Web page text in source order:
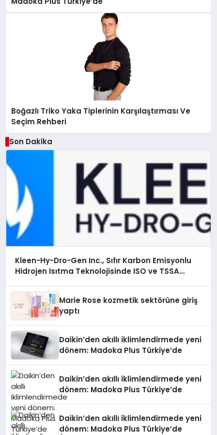
Boğazlı Triko Yaka Tiplerinin Karşılaştırması Ve
Seçim Rehberi
Son Dakika
Kleen-Hy-Dro-Gen Inc., Sıfır Karbon Emisyonlu
Hidrojen Isıtma Teknolojisinde ISO ve TSSA
Marie Rose kozmetik sektörüne giriş
yaptı
Daikin’den akıllı iklimlendirmede yeni
dönem: Madoka Plus Türkiye’de
Daikin’den akıllı iklimlendirmede yeni
dönem: Madoka Plus Türkiye’de
Daikin’den akıllı iklimlendirmede yeni
dönem: Madoka Plus Türkiye’de